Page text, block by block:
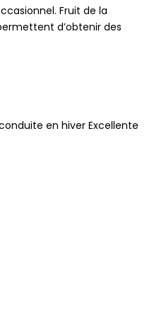
Fruit de la
d’obtenir des
en hiver Excellente